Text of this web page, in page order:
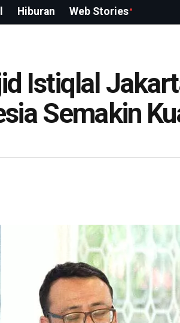
Hiburan Web Stories
Istiqlal
Semakin